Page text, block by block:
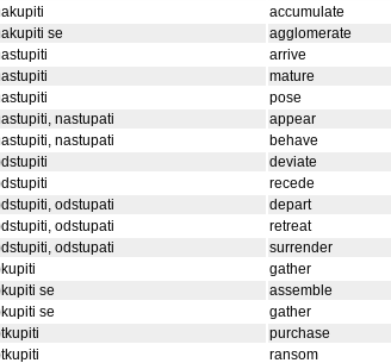
accumulate
se
agglomerate
arrive
mature
pose
nastupati
appear
nastupati
behave
deviate
recede
odstupati
depart
odstupati
retreat
odstupati
surrender
gather
se
assemble
se
gather
purchase
ransom